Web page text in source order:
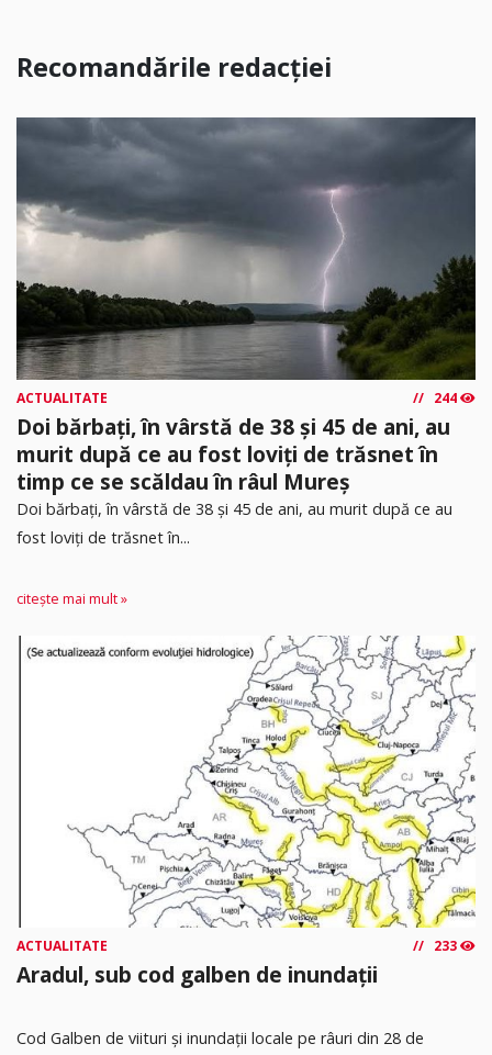
Recomandările redacției
ACTUALITATE 244
Doi bărbați, în vârstă de 38 și 45 de ani, au
murit după ce au fost loviți de trăsnet în
timp ce se scăldau în râul Mureș
Doi bărbați, în vârstă de 38 și 45 de ani, au murit după ce au
fost loviți de trăsnet în...
citește mai mult »
ACTUALITATE 233
Aradul, sub cod galben de inundații
Cod Galben de viituri și inundații locale pe râuri din 28 de